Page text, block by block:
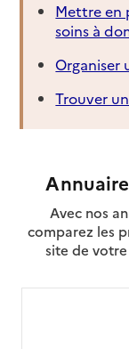
Mettre en
soins à
Organiser
Trouver
Avec nos
comparez les
site de